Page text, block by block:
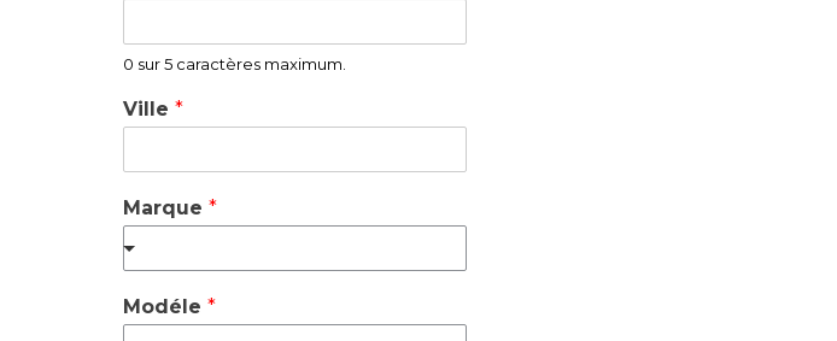
0 sur 5 caractères maximum.
Ville *
Marque *
Modéle *